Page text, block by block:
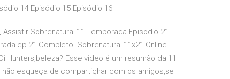
14 Episódio 15 Episódio 16
Sobrenatural 11 Temporada Episodio 21
ep 21 Completo. Sobrenatural 11x21 Online
Hunters,beleza? Esse video é um resumão da 11
e não esqueça de compartiçhar com os amigos,se